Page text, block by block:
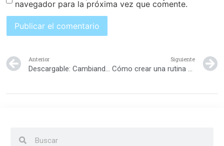
navegador para la próxima vez que comente.
Anterior
Descargable: Cambiando mi rutina
Siguiente
Cómo crear una rutina educativa en familia con juegos lingüísticos